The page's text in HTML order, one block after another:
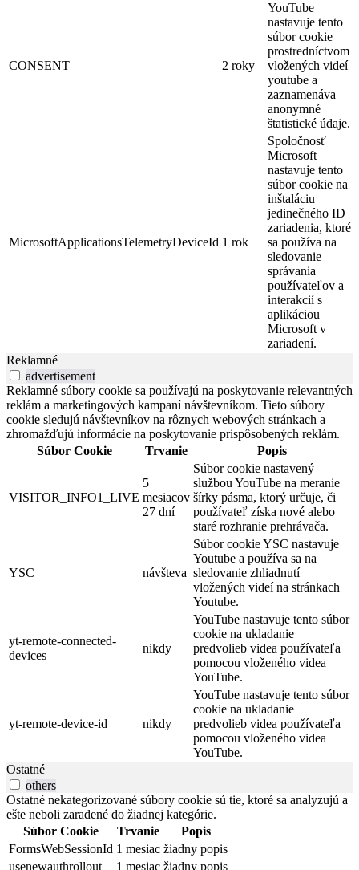
CONSENT 2 roky
YouTube
nastavuje tento
súbor cookie
prostredníctvom
vložených videí
youtube a
zaznamenáva
anonymné
štatistické údaje.
MicrosoftApplicationsTelemetryDeviceId 1 rok
Spoločnosť
Microsoft
nastavuje tento
súbor cookie na
inštaláciu
jedinečného ID
zariadenia, ktoré
sa používa na
sledovanie
správania
používateľov a
interakcií s
aplikáciou
Microsoft v
zariadení.
Reklamné
advertisement
Reklamné súbory cookie sa používajú na poskytovanie relevantných
reklám a marketingových kampaní návštevníkom. Tieto súbory
cookie sledujú návštevníkov na rôznych webových stránkach a
zhromažďujú informácie na poskytovanie prispôsobených reklám.
Súbor Cookie
Trvanie Popis
VISITOR_INFO1_LIVE
5
mesiacov
27 dní
Súbor cookie nastavený
službou YouTube na meranie
šírky pásma, ktorý určuje, či
používateľ získa nové alebo
staré rozhranie prehrávača.
YSC návšteva
Súbor cookie YSC nastavuje
Youtube a používa sa na
sledovanie zhliadnutí
vložených videí na stránkach
Youtube.
yt-remote-connected-
devices
nikdy
YouTube nastavuje tento súbor
cookie na ukladanie
predvolieb videa používateľa
pomocou vloženého videa
YouTube.
yt-remote-device-id nikdy
YouTube nastavuje tento súbor
cookie na ukladanie
predvolieb videa používateľa
pomocou vloženého videa
YouTube.
Ostatné
others
Ostatné nekategorizované súbory cookie sú tie, ktoré sa analyzujú a
ešte neboli zaradené do žiadnej kategórie.
Súbor Cookie
Trvanie
Popis
FormsWebSessionId 1 mesiac žiadny popis
usenewauthrollout
1 mesiac žiadny popis